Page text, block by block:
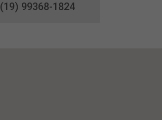
(19) 99368-1824